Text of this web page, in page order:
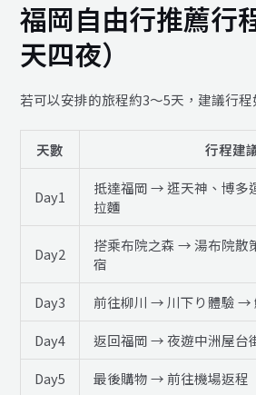
福岡自由行推薦行
天四夜）
若可以安排的旅程約3～5天，建議行程
天數 行程建
Day1
抵達福岡 → 逛天神、博多
拉麵
Day2
搭乘布院之森 → 湯布院散
宿
Day3
前往柳川 → 川下り體驗 →
Day4
返回福岡 → 夜遊中洲屋台
Day5
最後購物 → 前往機場返程